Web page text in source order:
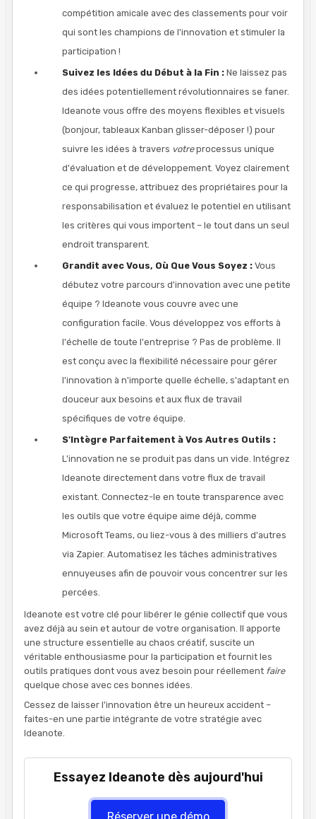
compétition amicale avec des classements pour voir
qui sont les champions de l'innovation et stimuler la
participation !
Suivez les Idées du Début à la Fin : Ne laissez pas
des idées potentiellement révolutionnaires se faner.
Ideanote vous offre des moyens flexibles et visuels
(bonjour, tableaux Kanban glisser-déposer !) pour
suivre les idées à travers votreprocessus unique
d'évaluation et de développement. Voyez clairement
ce qui progresse, attribuez des propriétaires pour la
responsabilisation et évaluez le potentiel en utilisant
les critères qui vous importent – le tout dans un seul
endroit transparent.
Grandit avec Vous, Où Que Vous Soyez : Vous
débutez votre parcours d'innovation avec une petite
équipe ? Ideanote vous couvre avec une
configuration facile. Vous développez vos efforts à
l'échelle de toute l'entreprise ? Pas de problème. Il
est conçu avec la flexibilité nécessaire pour gérer
l'innovation à n'importe quelle échelle, s'adaptant en
douceur aux besoins et aux flux de travail
spécifiques de votre équipe.
S'Intègre Parfaitement à Vos Autres Outils :
L'innovation ne se produit pas dans un vide. Intégrez
Ideanote directement dans votre flux de travail
existant. Connectez-le en toute transparence avec
les outils que votre équipe aime déjà, comme
Microsoft Teams, ou liez-vous à des milliers d'autres
via Zapier. Automatisez les tâches administratives
ennuyeuses afin de pouvoir vous concentrer sur les
percées.
Ideanote est votre clé pour libérer le génie collectif que vous
avez déjà au sein et autour de votre organisation. Il apporte
une structure essentielle au chaos créatif, suscite un
véritable enthousiasme pour la participation et fournit les
outils pratiques dont vous avez besoin pour réellement faire
quelque chose avec ces bonnes idées.
Cessez de laisser l'innovation être un heureux accident –
faites-en une partie intégrante de votre stratégie avec
Ideanote.
Essayez Ideanote dès aujourd'hui